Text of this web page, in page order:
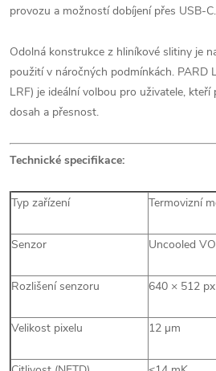
provozu a možností dobíjení přes USB-C.
Odolná konstrukce z hliníkové slitiny je
použití v náročných podmínkách. PARD
LRF) je ideální volbou pro uživatele,
dosah a přesnost.
Technické specifikace:
Typ zařízení Termovizní
Senzor Uncooled
Rozlišení senzoru 640 × 512 px
Velikost pixelu 12 µm